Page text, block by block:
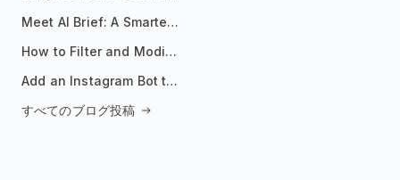
Meet AI Brief: A Smarter Way to Stay on Top of Information
How to Filter and Modify RSS Feeds
Add an Instagram Bot to Your Telegram Channel, Group, or Topic
すべてのブログ投稿